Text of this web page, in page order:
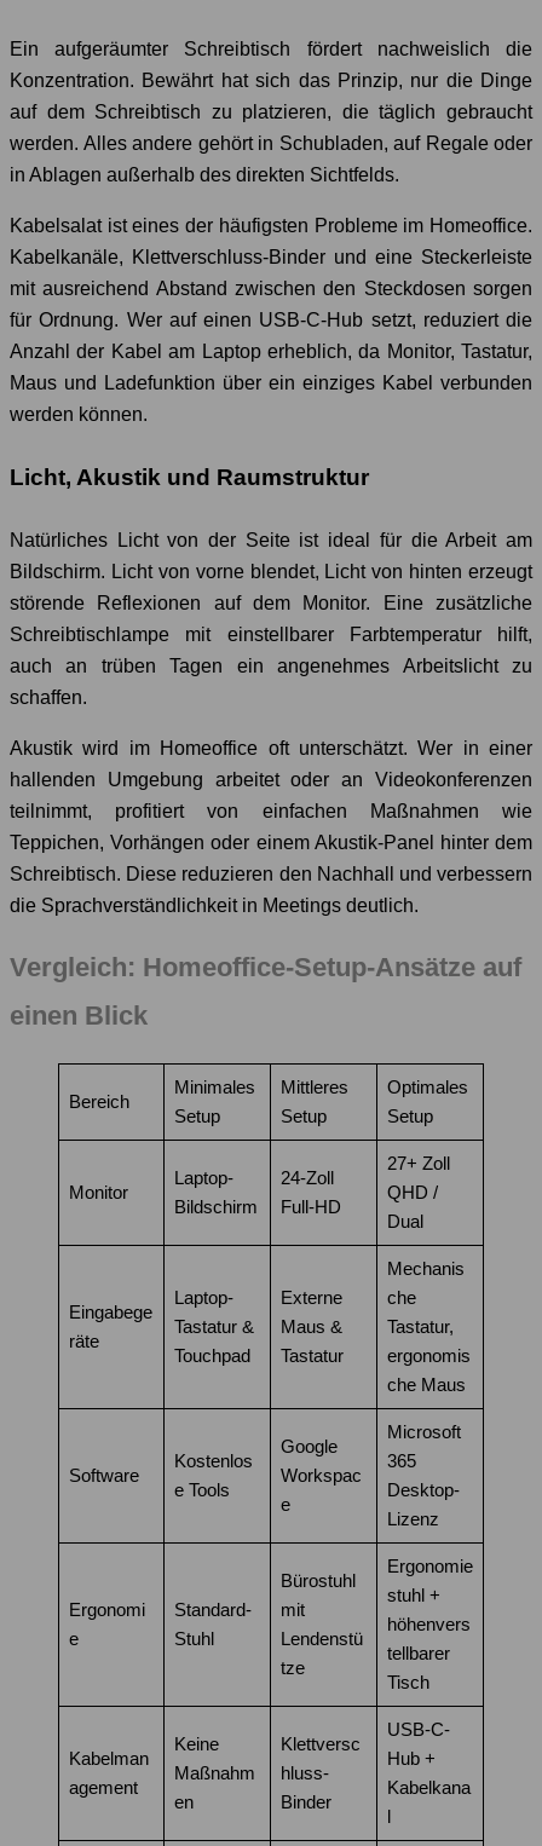
Ein aufgeräumter Schreibtisch fördert nachweislich die
Konzentration. Bewährt hat sich das Prinzip, nur die Dinge
auf dem Schreibtisch zu platzieren, die täglich gebraucht
werden. Alles andere gehört in Schubladen, auf Regale oder
in Ablagen außerhalb des direkten Sichtfelds.
Kabelsalat ist eines der häufigsten Probleme im Homeoffice.
Kabelkanäle, Klettverschluss-Binder und eine Steckerleiste
mit ausreichend Abstand zwischen den Steckdosen sorgen
für Ordnung. Wer auf einen USB-C-Hub setzt, reduziert die
Anzahl der Kabel am Laptop erheblich, da Monitor, Tastatur,
Maus und Ladefunktion über ein einziges Kabel verbunden
werden können.
Licht, Akustik und Raumstruktur
Natürliches Licht von der Seite ist ideal für die Arbeit am
Bildschirm. Licht von vorne blendet, Licht von hinten erzeugt
störende Reflexionen auf dem Monitor. Eine zusätzliche
Schreibtischlampe mit einstellbarer Farbtemperatur hilft,
auch an trüben Tagen ein angenehmes Arbeitslicht zu
schaffen.
Akustik wird im Homeoffice oft unterschätzt. Wer in einer
hallenden Umgebung arbeitet oder an Videokonferenzen
teilnimmt, profitiert von einfachen Maßnahmen wie
Teppichen, Vorhängen oder einem Akustik-Panel hinter dem
Schreibtisch. Diese reduzieren den Nachhall und verbessern
die Sprachverständlichkeit in Meetings deutlich.
Vergleich: Homeoffice-Setup-Ansätze auf
einen Blick
Bereich
Minimales
Setup
Mittleres
Setup
Optimales
Setup
Monitor
Laptop-
Bildschirm
24-Zoll
Full-HD
27+ Zoll
QHD /
Dual
Eingabege
räte
Laptop-
Tastatur &
Touchpad
Externe
Maus &
Tastatur
Mechanis
che
Tastatur,
ergonomis
che Maus
Software
Kostenlos
e Tools
Google
Workspac
e
Microsoft
365
Desktop-
Lizenz
Ergonomi
e
Standard-
Stuhl
Bürostuhl
mit
Lendenstü
tze
Ergonomie
stuhl +
höhenvers
tellbarer
Tisch
Kabelman
agement
Keine
Maßnahm
en
Klettversc
hluss-
Binder
USB-C-
Hub +
Kabelkana
l